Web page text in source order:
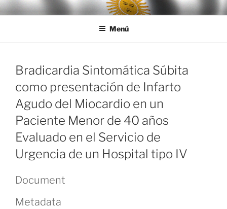
Ir
al
LEGISALUD
Menú
Bradicardia Sintomática Súbita
como presentación de Infarto
Agudo del Miocardio en un
Paciente Menor de 40 años
Evaluado en el Servicio de
Urgencia de un Hospital tipo IV
Document
Metadata